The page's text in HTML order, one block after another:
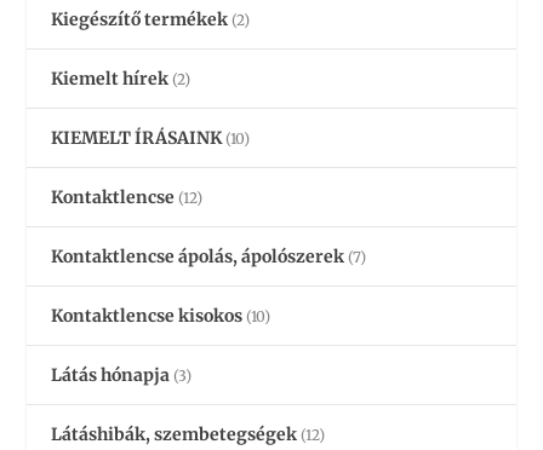
Kiegészítő termékek (2)
Kiemelt hírek (2)
KIEMELT ÍRÁSAINK(10)
Kontaktlencse (12)
Kontaktlencse ápolás, ápolószerek (7)
Kontaktlencse kisokos (10)
Látás hónapja (3)
Látáshibák, szembetegségek (12)